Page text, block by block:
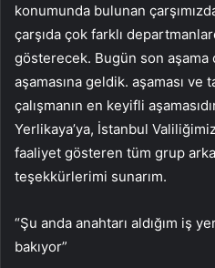
konumunda bulunan
çarşıda çok farklı
gösterecek. Bugün son aşama
aşamasına geldik. aşaması ve
çalışmanın en keyifli
Yerlikaya’ya, İstanbul
faaliyet gösteren tüm grup
teşekkürlerimi sunarım.
“Şu anda anahtarı aldığım iş
bakıyor”